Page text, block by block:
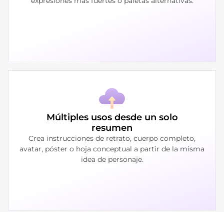
Múltiples usos desde un solo
resumen
Crea instrucciones de retrato, cuerpo completo,
avatar, póster o hoja conceptual a partir de la misma
idea de personaje.